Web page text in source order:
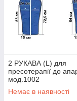
2 РУКАВА (L) для
пресотерапії до
мод.1002
Немає в наявності